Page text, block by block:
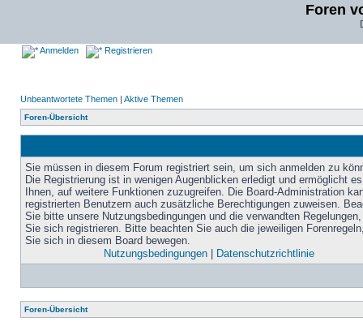
Foren
Anmelden Registrieren
Unbeantwortete Themen | Aktive Themen
Foren-Übersicht
Sie müssen in diesem Forum registriert sein, um sich anmelden zu
Die Registrierung ist in wenigen Augenblicken erledigt und ermöglicht es
Ihnen, auf weitere Funktionen zuzugreifen. Die Board-Administration
registrierten Benutzern auch zusätzliche Berechtigungen zuweisen.
Sie bitte unsere Nutzungsbedingungen und die verwandten
Sie sich registrieren. Bitte beachten Sie auch die jeweiligen
Sie sich in diesem Board bewegen.
Nutzungsbedingungen| Datenschutzrichtlinie
Foren-Übersicht